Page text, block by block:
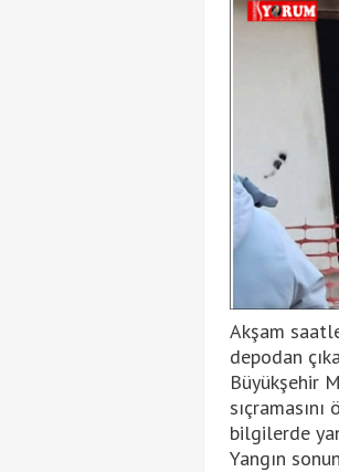
Akşam
depodan
Büyükşehir
bilgilerde
Yangın